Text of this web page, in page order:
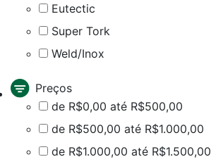
Eutectic
Super Tork
Weld/Inox
Preços
de R$0,00 até R$500,00
de R$500,00 até R$1.000,00
de R$1.000,00 até R$1.500,00